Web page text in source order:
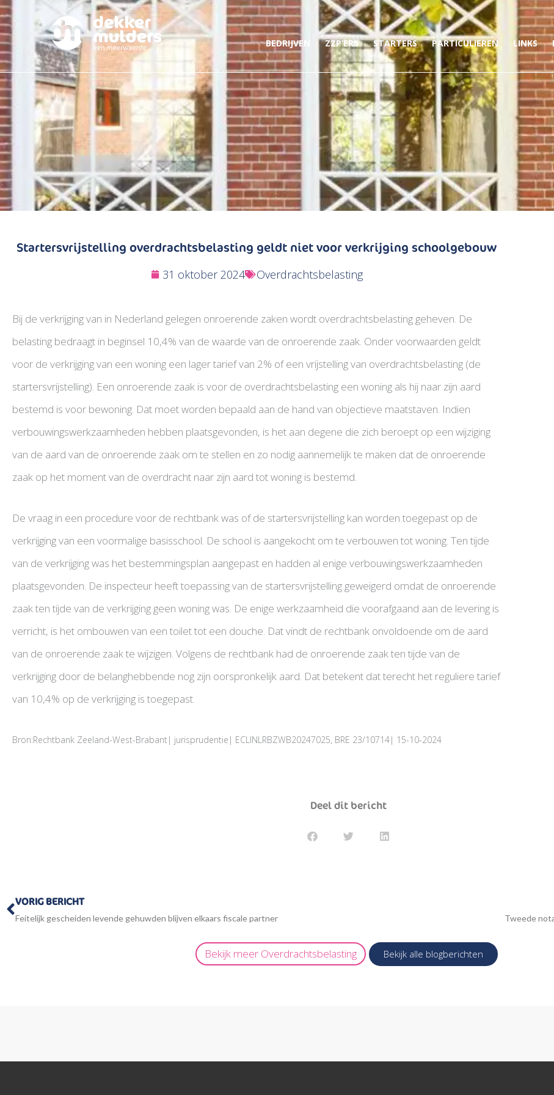
BEDRIJVEN ZZP’ERS STARTERS PARTICULIEREN LINKS
Startersvrijstelling overdrachtsbelasting geldt niet voor verkrijging schoolgebouw
31 oktober 2024 Overdrachtsbelasting
Bij de verkrijging van in Nederland gelegen onroerende zaken wordt overdrachtsbelasting geheven. De
belasting bedraagt in beginsel 10,4% van de waarde van de onroerende zaak. Onder voorwaarden geldt
voor de verkrijging van een woning een lager tarief van 2% of een vrijstelling van overdrachtsbelasting (de
startersvrijstelling). Een onroerende zaak is voor de overdrachtsbelasting een woning als hij naar zijn aard
bestemd is voor bewoning. Dat moet worden bepaald aan de hand van objectieve maatstaven. Indien
verbouwingswerkzaamheden hebben plaatsgevonden, is het aan degene die zich beroept op een wijziging
van de aard van de onroerende zaak om te stellen en zo nodig aannemelijk te maken dat de onroerende
zaak op het moment van de overdracht naar zijn aard tot woning is bestemd.
De vraag in een procedure voor de rechtbank was of de startersvrijstelling kan worden toegepast op de
verkrijging van een voormalige basisschool. De school is aangekocht om te verbouwen tot woning. Ten tijde
van de verkrijging was het bestemmingsplan aangepast en hadden al enige verbouwingswerkzaamheden
plaatsgevonden. De inspecteur heeft toepassing van de startersvrijstelling geweigerd omdat de onroerende
zaak ten tijde van de verkrijging geen woning was. De enige werkzaamheid die voorafgaand aan de levering is
verricht, is het ombouwen van een toilet tot een douche. Dat vindt de rechtbank onvoldoende om de aard
van de onroerende zaak te wijzigen. Volgens de rechtbank had de onroerende zaak ten tijde van de
verkrijging door de belanghebbende nog zijn oorspronkelijk aard. Dat betekent dat terecht het reguliere tarief
van 10,4% op de verkrijging is toegepast.
Bron:Rechtbank Zeeland-West-Brabant| jurisprudentie| ECLINLRBZWB20247025, BRE 23/10714| 15-10-2024
Deel dit bericht
Vorige
VORIG BERICHT
Feitelijk gescheiden levende gehuwden blijven elkaars fiscale partner Tweede
Bekijk meer Overdrachtsbelasting Bekijk alle blogberichten